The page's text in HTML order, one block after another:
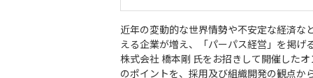
近年の変動的な世界情勢や不安定な経済
える企業が増え、「パーパス経営」を掲
株式会社 橋本剛 氏をお招きして開催した
のポイントを、採用及び組織開発の観点か